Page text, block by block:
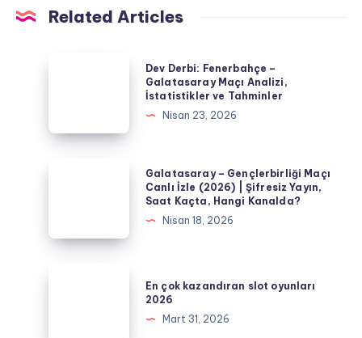
Related Articles
Galatasaray
Tahminler
Dev Derbi: Fenerbahçe –
Galatasaray Maçı Analizi,
İstatistikler ve Tahminler
Nisan 23, 2026
Canlı
Galatasaray – Gençlerbirliği Maçı
Canlı İzle (2026) | Şifresiz Yayın,
Saat Kaçta, Hangi Kanalda?
Nisan 18, 2026
En çok kazandıran slot oyunları
2026
Mart 31, 2026